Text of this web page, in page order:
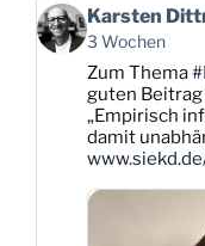
Beitrag
von
Karsten
Dittmann
Bluesky
ansehen
Karsten
3 Wochen
Zum Thema
guten Beitrag
„Empirisch
damit